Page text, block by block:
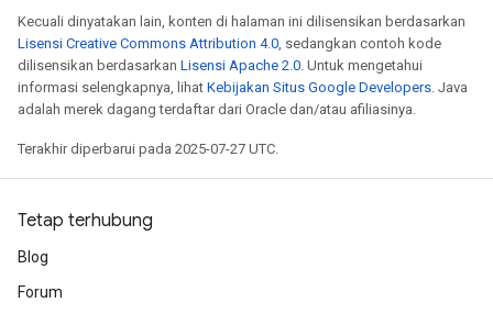
Kecuali dinyatakan lain, konten di halaman ini dilisensikan berdasarkan
Lisensi Creative Commons Attribution 4.0, sedangkan contoh kode
dilisensikan berdasarkan Lisensi Apache 2.0. Untuk mengetahui
informasi selengkapnya, lihat Kebijakan Situs Google Developers. Java
adalah merek dagang terdaftar dari Oracle dan/atau afiliasinya.
Terakhir diperbarui pada 2025-07-27 UTC.
Tetap terhubung
Blog
Forum